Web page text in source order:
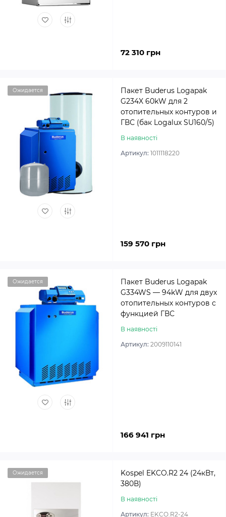
72 310 грн
Ожидается
Пакет Buderus Logapak
G234X 60kW для 2
отопительных контуров и
ГВС (бак Logalux SU160/5)
В наявності
Артикул: 1011118220
159 570 грн
Ожидается
Пакет Buderus Logapak
G334WS — 94kW для двух
отопительных контуров с
функцией ГВС
В наявності
Артикул: 2009110141
166 941 грн
Ожидается
Kospel EKCO.R2 24 (24кВт,
380В)
В наявності
Артикул: EKCO.R2-24